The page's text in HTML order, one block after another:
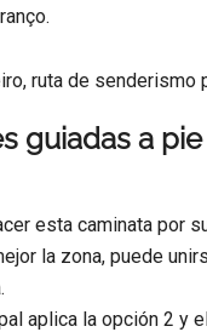
guiadas a
esta caminata por
la zona, puede
aplica la opción 2 y